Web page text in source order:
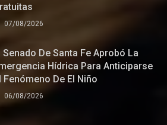
07/08/2026
Senado De Santa Fe Aprobó La
Hídrica Para Anticiparse
Fenómeno De El Niño
06/08/2026